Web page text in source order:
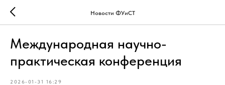
Новости ФУиСТ
Международная научно-
практическая конференция
2026-01-31 16:29